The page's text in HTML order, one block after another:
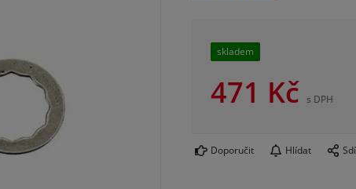
skladem
471 Kč s DPH
Doporučit Hlídat